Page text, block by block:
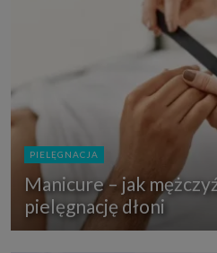
PIELĘGNACJA
Manicure – jak
pielęgnację dłoni